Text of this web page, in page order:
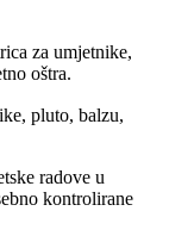
za umjetnike,
oštra.
pluto, balzu,
radove u
kontrolirane